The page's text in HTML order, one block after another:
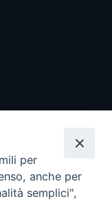
per
anche per
semplici",